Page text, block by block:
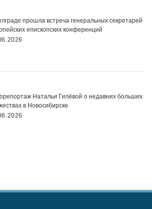
прошла встреча генеральных секретарей
епископских конференций
Натальи Гилёвой о недавних больших
в Новосибирске